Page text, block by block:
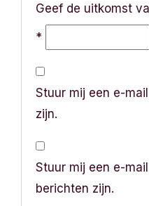
Geef de uitkomst
*
Stuur mij een e-
zijn.
Stuur mij een e-
berichten zijn.